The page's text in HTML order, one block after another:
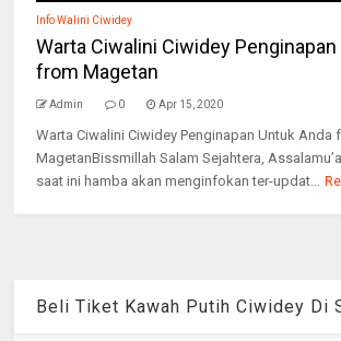
Info Walini Ciwidey
Warta Ciwalini Ciwidey Penginapan
from Magetan
Admin 0 Apr 15, 2020
Warta Ciwalini Ciwidey Penginapan Untuk Anda
MagetanBissmillah Salam Sejahtera,
saat ini hamba akan menginfokan ter-updat...
Beli Tiket Kawah Putih Ciwidey Di